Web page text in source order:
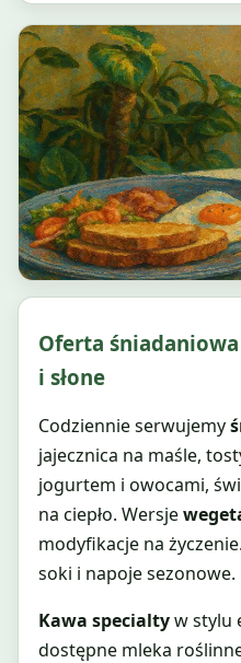
Oferta
i słone
Codziennie serwujemy
jajecznica na maśle,
jogurtem i owocami,
na ciepło. Wersje
modyfikacje na
soki i napoje sezonowe.
Kawa specialtyw stylu
dostępne mleka